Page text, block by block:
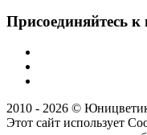
Присоединяйтесь к
2010 - 2026 ©
Этот сайт использует